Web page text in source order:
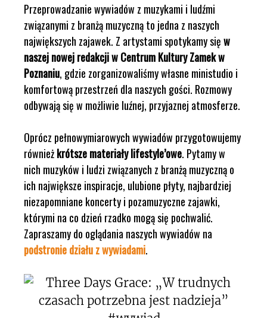
Przeprowadzanie wywiadów z muzykami i ludźmi
związanymi z branżą muzyczną to jedna z naszych
największych zajawek. Z artystami spotykamy sięw
naszej nowej redakcji w Centrum Kultury Zamek w
Poznaniu, gdzie zorganizowaliśmy własne ministudio i
komfortową przestrzeń dla naszych gości. Rozmowy
odbywają się w możliwie luźnej, przyjaznej atmosferze.
Oprócz pełnowymiarowych wywiadów przygotowujemy
równieżkrótsze materiały lifestyle’owe. Pytamy w
nich muzyków i ludzi związanych z branżą muzyczną o
ich największe inspiracje, ulubione płyty, najbardziej
niezapomniane koncerty i pozamuzyczne zajawki,
którymi na co dzień rzadko mogą się pochwalić.
Zapraszamy do oglądania naszych wywiadów na
podstronie działu z wywiadami.